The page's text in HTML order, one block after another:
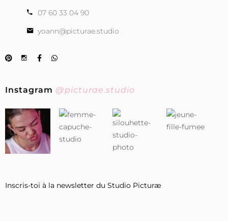
07 60 33 04 90
yoann@picturae.studio
Instagram @picturae.studio
Inscris-toi à la newsletter du Studio Picturæ